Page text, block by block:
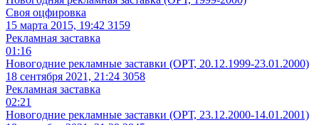
Своя оцфировка
15 марта 2015, 19:42 3159
Рекламная заставка
01:16
Новогодние рекламные заставки (ОРТ, 20.12.1999-23.01.2000)
18 сентября 2021, 21:24 3058
Рекламная заставка
02:21
Новогодние рекламные заставки (ОРТ, 23.12.2000-14.01.2001)